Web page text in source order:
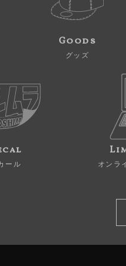
Goods
グッズ
ール オンラ